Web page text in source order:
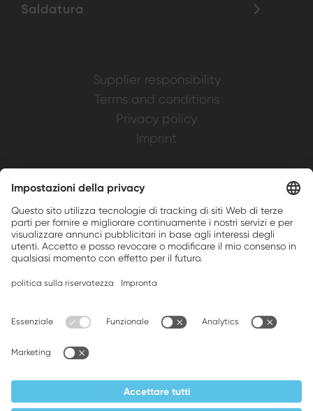
Saldatura
Supplier responsibility
Terms and conditions
Privacy policy
Imprint
Brands, Inc.
Companion brands: